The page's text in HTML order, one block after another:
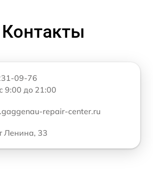
Контакты
09-76
9:00 до 21:00
repair-center.ru
Ленина, 33